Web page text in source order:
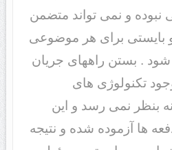
و نمی تواند متضمن
بایستی برای هر موضوعی
شود . بستن راههای جریان
تکنولوژی های
بنظر نمی رسد و این
ها آزموده شده و نتیجه